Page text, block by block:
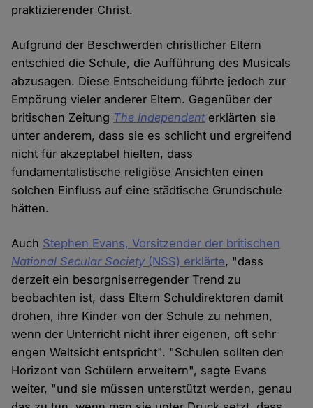
praktizierender Christ.
Aufgrund der Beschwerden christlicher Eltern
entschied die Schule, die Aufführung des Musicals
abzusagen. Diese Entscheidung führte jedoch zur
Empörung vieler anderer Eltern. Gegenüber der
britischen Zeitung The Independenterklärten sie
unter anderem, dass sie es schlicht und ergreifend
nicht für akzeptabel hielten, dass
fundamentalistische religiöse Ansichten einen
solchen Einfluss auf eine städtische Grundschule
hätten.
Auch Stephen Evans, Vorsitzender der britischen
National Secular Society (NSS) erklärte, "dass
derzeit ein besorgniserregender Trend zu
beobachten ist, dass Eltern Schuldirektoren damit
drohen, ihre Kinder von der Schule zu nehmen,
wenn der Unterricht nicht ihrer eigenen, oft sehr
engen Weltsicht entspricht". "Schulen sollten den
Horizont von Schülern erweitern", sagte Evans
weiter, "und sie müssen unterstützt werden, genau